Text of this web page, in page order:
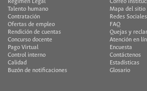
Régimen Legal
Talento humano
Contratación
Ofertas de empleo
Rendición de cuentas
Concurso docente
Pago Virtual
Control interno
Calidad
Buzón de notificaciones
Correo
Mapa del sitio
Redes Sociales
FAQ
Quejas y
Atención en
Encuesta
Contáctenos
Estadísticas
Glosario